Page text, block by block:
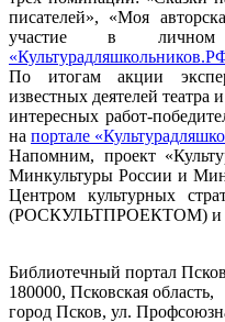
писателей», «Моя
участие в
По итогам акции
известных деятелей театра
интересных работ-
на портале
Напомним, проект
Минкультуры России и
Центром культурных
(РОСКУЛЬТПРОЕКТОМ) и
Библиотечный портал
180000, Псковская область,
город Псков, ул.